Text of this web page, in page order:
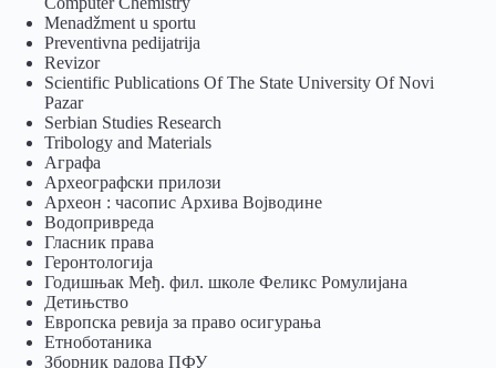
Menadžment u sportu
Preventivna pedijatrija
Revizor
Scientific Publications Of The State University Of Novi
Pazar
Serbian Studies Research
Tribology and Materials
Аграфа
Археографски прилози
Археон : часопис Архива Војводине
Водопривреда
Гласник права
Геронтологија
Годишњак Међ. фил. школе Феликс Ромулијана
Детињство
Европска ревија за право осигурања
Eтноботаника
Зборник радова ПФУ